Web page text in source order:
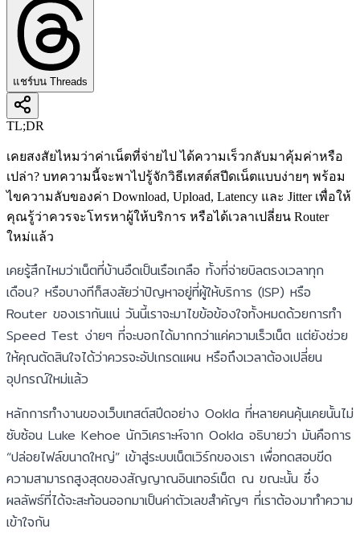
แชร์บน Threads
TL;DR
เคยสงสัยไหมว่าค่าเน็ตที่จ่ายไป ได้ความเร็วกลับมาคุ้มค่าหรือ
เปล่า? บทความนี้จะพาไปรู้จักวิธีเทสต์สปีดเน็ตแบบง่ายๆ พร้อม
ไขความลับของค่า Download, Upload, Latency และ Jitter เพื่อให้
คุณรู้ว่าควรจะโทรหาผู้ให้บริการ หรือได้เวลาเปลี่ยน Router
ใหม่แล้ว
เคยรู้สึกไหมว่าเน็ตที่บ้านอืดเป็นเรือเกลือ ทั้งที่จ่ายบิลตรงเวลาทุก
เดือน? หรือบางทีก็สงสัยว่าปัญหาอยู่ที่ผู้ให้บริการ (ISP) หรือ
Router ของเรากันแน่ วันนี้เราจะมาไขข้อข้องใจทั้งหมดด้วยการทำ
Speed Test ง่ายๆ ที่จะบอกได้มากกว่าแค่ความเร็วเน็ต แต่ยังช่วย
ให้คุณตัดสินใจได้ว่าควรจะอัปเกรดแผน หรือถึงเวลาต้องเปลี่ยน
อุปกรณ์ใหม่แล้ว
หลักการทำงานของเว็บเทสต์สปีดอย่าง Ookla ที่หลายคนคุ้นเคยนั้นไม่
ซับซ้อน Luke Kehoe นักวิเคราะห์จาก Ookla อธิบายว่า มันคือการ
“ปล่อยไฟล์ขนาดใหญ่” เข้าสู่ระบบเน็ตเวิร์กของเรา เพื่อทดสอบขีด
ความสามารถสูงสุดของสัญญาณอินเทอร์เน็ต ณ ขณะนั้น ซึ่ง
ผลลัพธ์ที่ได้จะสะท้อนออกมาเป็นค่าตัวเลขสำคัญๆ ที่เราต้องมาทำความ
เข้าใจกัน